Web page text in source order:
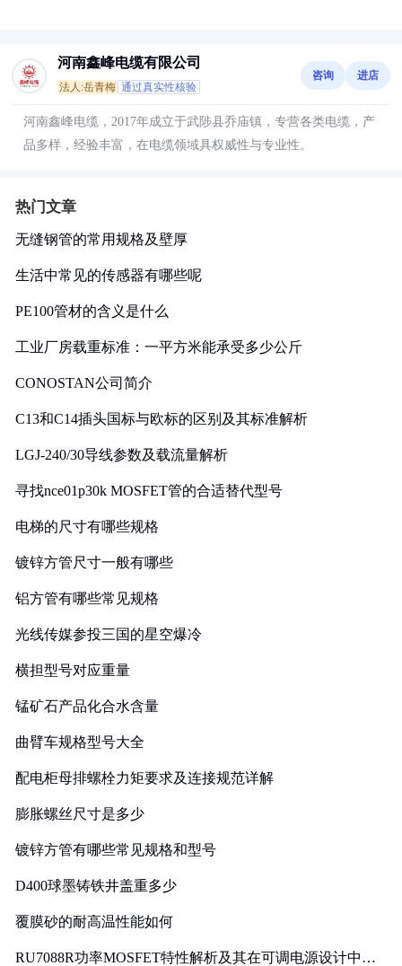
河南鑫峰电缆有限公司
法人:岳青梅 通过真实性核验
咨询 进店
河南鑫峰电缆，2017年成立于武陟县乔庙镇，专营各类电缆，产
品多样，经验丰富，在电缆领域具权威性与专业性。
热门文章
无缝钢管的常用规格及壁厚
生活中常见的传感器有哪些呢
PE100管材的含义是什么
工业厂房载重标准：一平方米能承受多少公斤
CONOSTAN公司简介
C13和C14插头国标与欧标的区别及其标准解析
LGJ-240/30导线参数及载流量解析
寻找nce01p30k MOSFET管的合适替代型号
电梯的尺寸有哪些规格
镀锌方管尺寸一般有哪些
铝方管有哪些常见规格
光线传媒参投三国的星空爆冷
横担型号对应重量
锰矿石产品化合水含量
曲臂车规格型号大全
配电柜母排螺栓力矩要求及连接规范详解
膨胀螺丝尺寸是多少
镀锌方管有哪些常见规格和型号
D400球墨铸铁井盖重多少
覆膜砂的耐高温性能如何
RU7088R功率MOSFET特性解析及其在可调电源设计中的